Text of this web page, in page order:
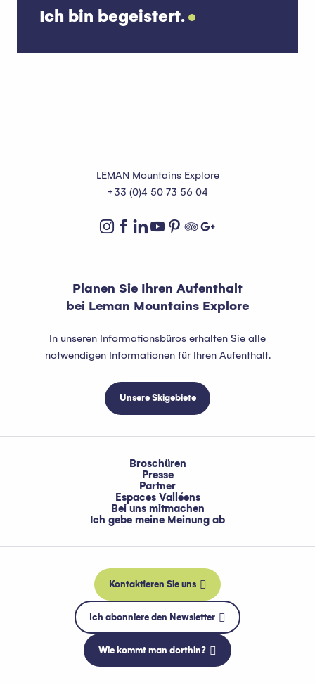
Ich bin begeistert.
LEMAN Mountains Explore
+33 (0)4 50 73 56 04
Planen Sie Ihren Aufenthalt
bei Leman Mountains Explore
In unseren Informationsbüros erhalten Sie alle
notwendigen Informationen für Ihren Aufenthalt.
Unsere Skigebiete
Broschüren
Presse
Partner
Espaces Valléens
Bei uns mitmachen
Ich gebe meine Meinung ab
Kontaktieren Sie uns
Ich abonniere den Newsletter
Wie kommt man dorthin?